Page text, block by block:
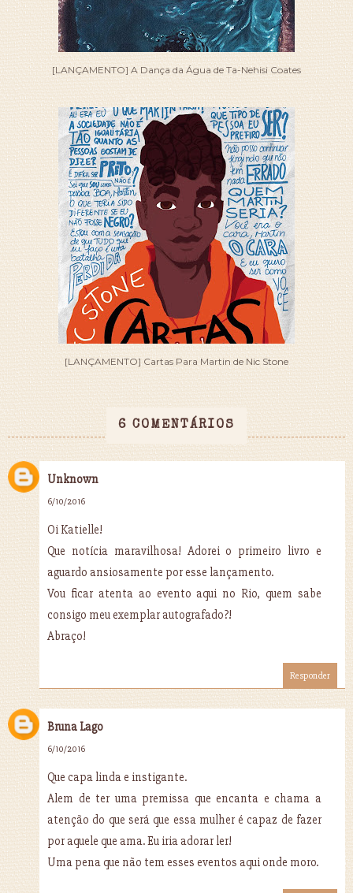
[LANÇAMENTO] A Dança da Água de Ta-Nehisi Coates
[LANÇAMENTO] Cartas Para Martin de Nic Stone
6 COMENTÁRIOS
Unknown
6/10/2016
Oi Katielle!
Que notícia maravilhosa! Adorei o primeiro livro e
aguardo ansiosamente por esse lançamento.
Vou ficar atenta ao evento aqui no Rio, quem sabe
consigo meu exemplar autografado?!
Abraço!
Responder
Bruna Lago
6/10/2016
Que capa linda e instigante.
Alem de ter uma premissa que encanta e chama a
atenção do que será que essa mulher é capaz de fazer
por aquele que ama. Eu iria adorar ler!
Uma pena que não tem esses eventos aqui onde moro.